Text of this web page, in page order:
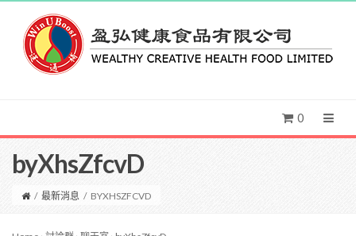
0
byXhsZfcvD
/ 最新消息 / BYXHSZFCVD